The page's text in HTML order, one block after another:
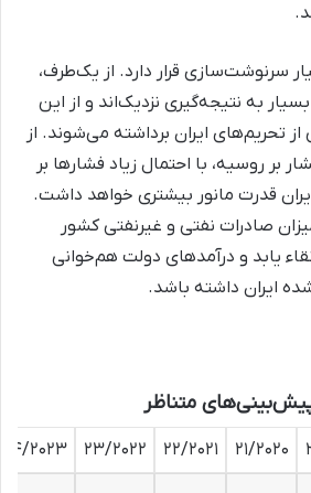
سرنوشت‌سازی قرار دارد. از یک‌طرف،
به نتیجه‌گیری نزدیک‌اند و از این
تحریم‌های ایران برداشته می‌شوند. از
بر روسیه، با احتمال زیاد فشارها بر
ایران قدرت مانور بیشتری خواهد داشت.
صادرات نفتی و غیرنفتی کشور
یابد و درآمدهای دولت هم‌خوانی
ایران داشته باشد.
۲۱/۲۰۲۰ ۲۲/۲۰۲۱ ۲۳/۲۰۲۲ ۲۴/۲۰۲۳